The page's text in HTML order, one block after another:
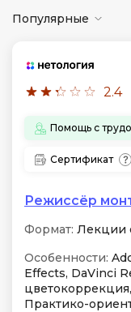
Популярные
2.4
Помощь с
Сертификат
Режиссёр
Формат: Лекции
Особенности:
Effects, DaVinci
Практико-